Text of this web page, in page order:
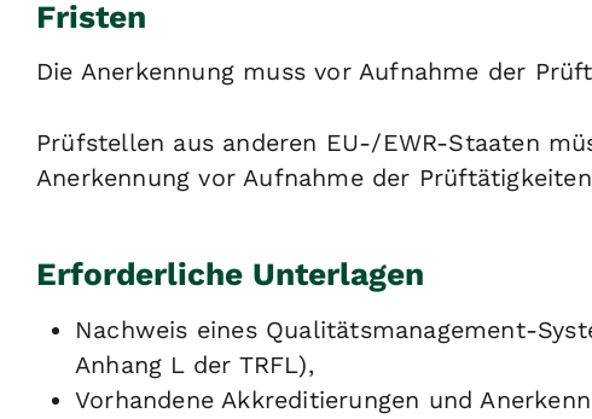
Fristen
Die Anerkennung muss vor Aufnahme der
Prüfstellen aus anderen EU-/EWR-Staaten
Anerkennung vor Aufnahme der
Erforderliche Unterlagen
Nachweis eines Qualitätsmanagement-
Anhang L der TRFL),
Vorhandene Akkreditierungen und